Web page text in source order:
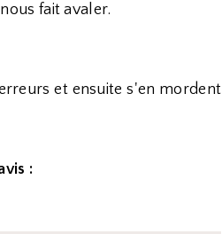
fait avaler.
et ensuite s'en mordent
: